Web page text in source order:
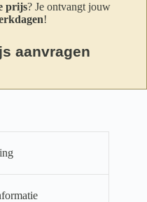
prijs? Je ontvangt jouw
!
aanvragen